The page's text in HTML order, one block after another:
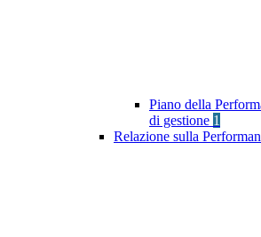
Piano della
di gestione 1
Relazione sulla